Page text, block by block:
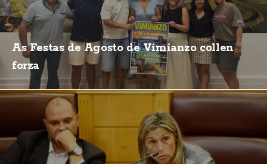
As Festas de Agosto de Vimianzo collen
forza